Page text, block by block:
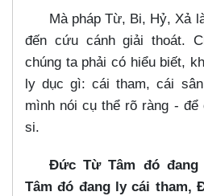
Mà pháp Từ, Bi, Hỷ, Xả
đến cứu cánh giải thoát.
chúng ta phải có hiểu biết,
ly dục gì: cái tham, cái
mình nói cụ thể rõ ràng - để
si.
Đức Từ Tâm đó
Tâm đó đang ly cái tham,